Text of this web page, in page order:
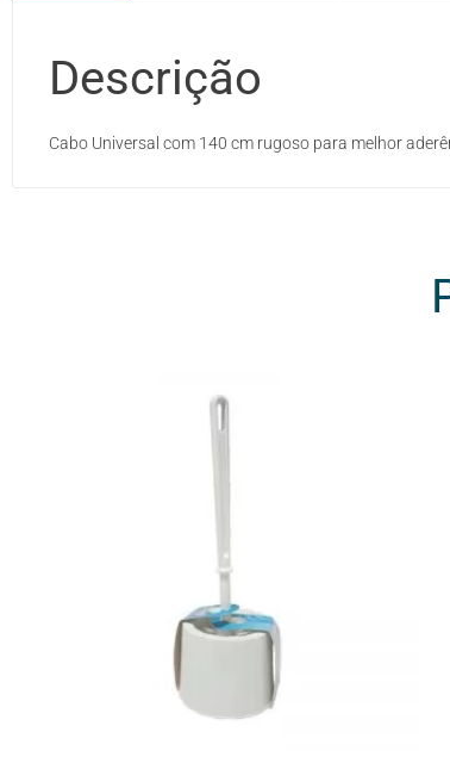
Descrição
Cabo Universal com 140 cm rugoso para melhor